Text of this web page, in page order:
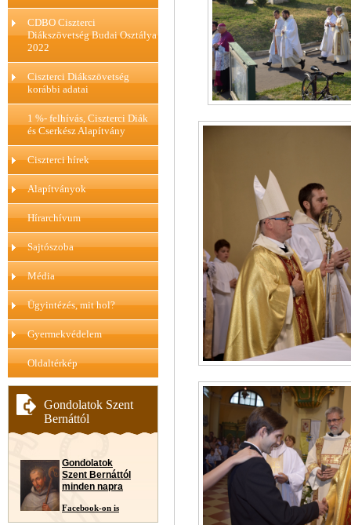
CDBO Ciszterci
Diákszövetség Budai Osztálya
2022
Ciszterci Diákszövetség
korábbi adatai
1 %- felhívás, Ciszterci Diák
és Cserkész Alapítvány
Ciszterci hírek
Alapítványok
Hírarchívum
Sajtószoba
Média
Ügyintézés, mit hol?
Gyermekvédelem
Oldaltérkép
Gondolatok Szent
Bernáttól
Gondolatok
Szent Bernáttól
minden napra
Facebook-on is